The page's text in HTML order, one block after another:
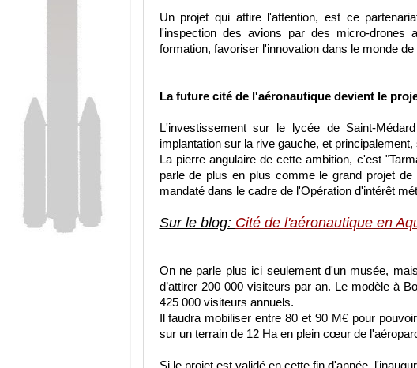
Un projet qui attire l'attention, est ce
l'inspection des avions par des micro-
formation, favoriser l'innovation dans le monde de
La future cité de l'aéronautique devient le
L'investissement sur le lycée de Saint-
implantation sur la rive gauche, et
La pierre angulaire de cette ambition, c'est
parle de plus en plus comme le grand projet
mandaté dans le cadre de l'Opération d'intérêt
Sur le blog: Cité de l'aéronautique en
On ne parle plus ici seulement d'un musée,
d’attirer 200 000 visiteurs par an. Le modèle à
425 000 visiteurs annuels.
Il faudra mobiliser entre 80 et 90 M€ pour
sur un terrain de 12 Ha en plein cœur de